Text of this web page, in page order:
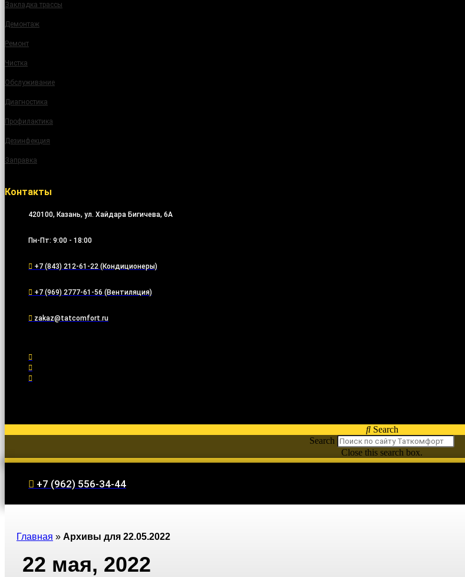
Закладка трассы
Демонтаж
Ремонт
Чистка
Обслуживание
Диагностика
Профилактика
Дезинфекция
Заправка
Контакты
420100, Казань, ул. Хайдара Бигичева, 6А
Пн-Пт: 9:00 - 18:00
+7 (843) 212-61-22 (Кондиционеры)
+7 (969) 2777-61-56 (Вентиляция)
zakaz@tatcomfort.ru
Search
Search
Close this search box.
+7 (962) 556-34-44
Главная » Архивы для 22.05.2022
22 мая, 2022